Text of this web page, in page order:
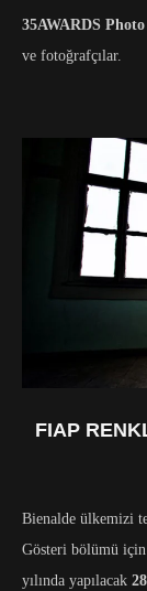
35AWARDS
ve fotoğrafçılar.
FIAP
Bienalde ülkemizi
Gösteri bölümü
yılında yapılacak